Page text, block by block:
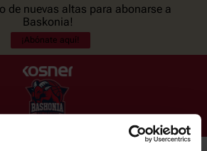
de nuevas altas para abonarse a
Baskonia!
¡Abónate aquí!